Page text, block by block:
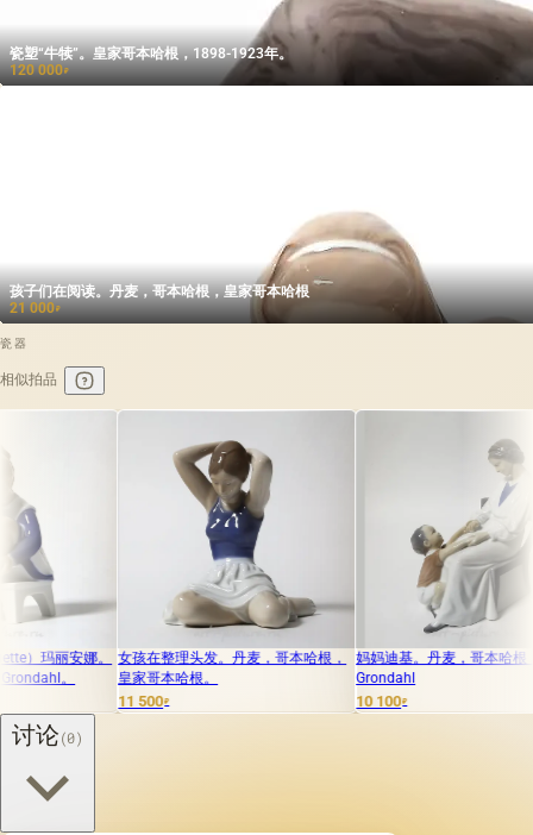
瓷塑“牛犊”。皇家哥本哈根，1898-1923年。
120 000₽
孩子们在阅读。丹麦，哥本哈根，皇家哥本哈根
21 000₽
瓷器
相似拍品
。 女孩在整理头发。丹麦，哥本哈根，
皇家哥本哈根。
妈妈迪基。丹麦，哥本哈根，Bing &
安
讨论(0)